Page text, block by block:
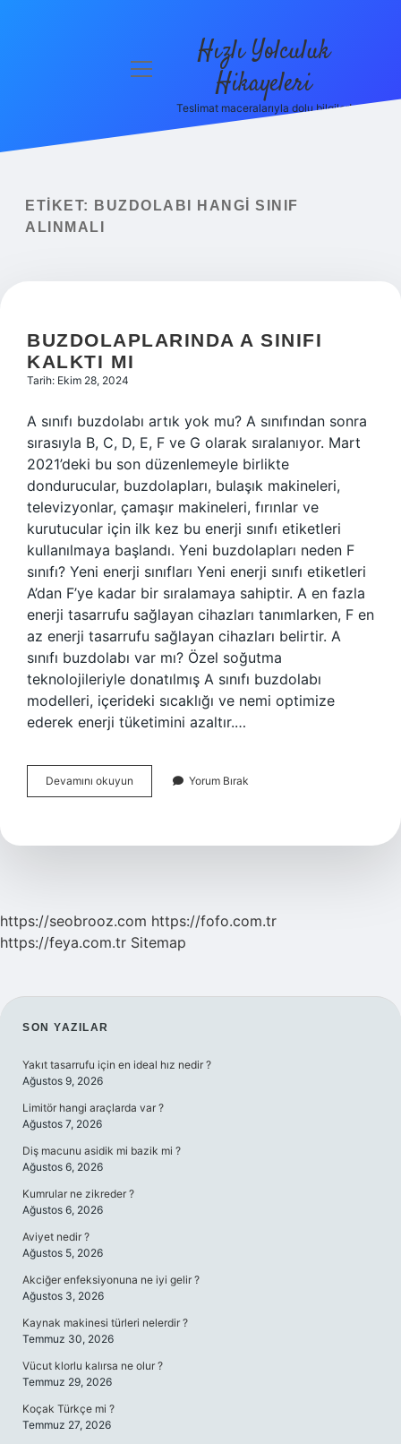
Yasal Uyarı
menüyü
Hızlı Yolculuk
Hikayeleri
Teslimat maceralarıyla dolu bilgiler!
ETIKET:
BUZDOLABI HANGI SINIF
ALINMALI
BUZDOLAPLARINDA A SINIFI
KALKTI MI
Tarih: Ekim 28, 2024
A sınıfı buzdolabı artık yok mu? A sınıfından sonra
sırasıyla B, C, D, E, F ve G olarak sıralanıyor. Mart
2021’deki bu son düzenlemeyle birlikte
dondurucular, buzdolapları, bulaşık makineleri,
televizyonlar, çamaşır makineleri, fırınlar ve
kurutucular için ilk kez bu enerji sınıfı etiketleri
kullanılmaya başlandı. Yeni buzdolapları neden F
sınıfı? Yeni enerji sınıfları Yeni enerji sınıfı etiketleri
A’dan F’ye kadar bir sıralamaya sahiptir. A en fazla
enerji tasarrufu sağlayan cihazları tanımlarken, F en
az enerji tasarrufu sağlayan cihazları belirtir. A
sınıfı buzdolabı var mı? Özel soğutma
teknolojileriyle donatılmış A sınıfı buzdolabı
modelleri, içerideki sıcaklığı ve nemi optimize
ederek enerji tüketimini azaltır.…
Devamını okuyun Buzdolaplarında
A
Mı
Yorum Bırak
https://seobrooz.com https://fofo.com.tr
https://feya.com.tr Sitemap
SIDEBAR
SON YAZILAR
Yakıt tasarrufu için en ideal hız nedir ?
Ağustos 9, 2026
Limitör hangi araçlarda var ?
Ağustos 7, 2026
Diş macunu asidik mi bazik mi ?
Ağustos 6, 2026
Kumrular ne zikreder ?
Ağustos 6, 2026
Aviyet nedir ?
Ağustos 5, 2026
Akciğer enfeksiyonuna ne iyi gelir ?
Ağustos 3, 2026
Kaynak makinesi türleri nelerdir ?
Temmuz 30, 2026
Vücut klorlu kalırsa ne olur ?
Temmuz 29, 2026
Koçak Türkçe mi ?
Temmuz 27, 2026